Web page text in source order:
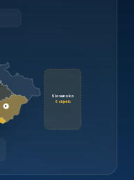
Slovensko
6 objektů
6